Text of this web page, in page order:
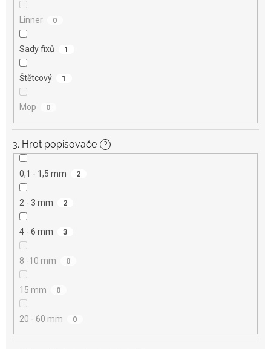
Linner 0
Sady fixů 1
Štětcový 1
Mop 0
3. Hrot popisovače ?
0,1 - 1,5 mm 2
2 - 3 mm 2
4 - 6 mm 3
8 -10 mm 0
15 mm 0
20 - 60 mm 0